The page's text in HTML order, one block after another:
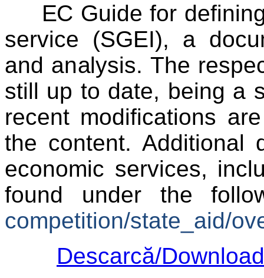
EC Guide for defining
service (SGEI), a
and analysis. The
still up to date, being a
recent modifications
the content. Additional
economic services,
found under the
competition/state_aid/
Descarcă/Download